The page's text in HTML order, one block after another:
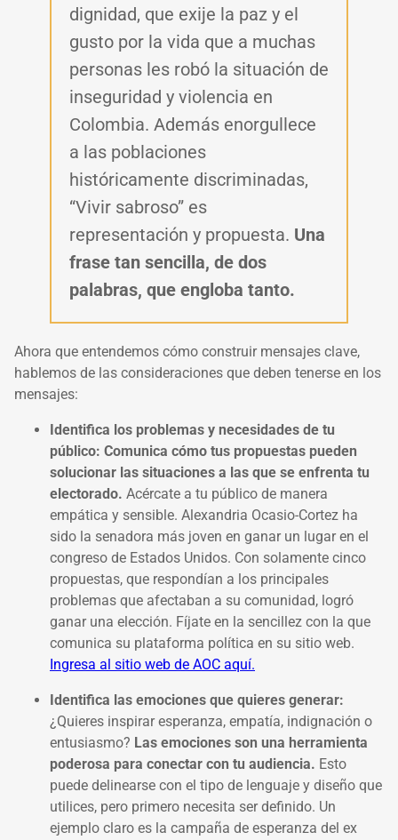
dignidad, que exije la paz y el
gusto por la vida que a muchas
personas les robó la situación de
inseguridad y violencia en
Colombia. Además enorgullece
a las poblaciones
históricamente discriminadas,
“Vivir sabroso” es
representación y propuesta. Una
frase tan sencilla, de dos
palabras, que engloba tanto.
Ahora que entendemos cómo construir mensajes clave,
hablemos de las consideraciones que deben tenerse en los
mensajes:
Identifica los problemas y necesidades de tu
público: Comunica cómo tus propuestas pueden
solucionar las situaciones a las que se enfrenta tu
electorado. Acércate a tu público de manera
empática y sensible. Alexandria Ocasio-Cortez ha
sido la senadora más joven en ganar un lugar en el
congreso de Estados Unidos. Con solamente cinco
propuestas, que respondían a los principales
problemas que afectaban a su comunidad, logró
ganar una elección. Fíjate en la sencillez con la que
comunica su plataforma política en su sitio web.
Ingresa al sitio web de AOC aquí.
Identifica las emociones que quieres generar:
¿Quieres inspirar esperanza, empatía, indignación o
entusiasmo? Las emociones son una herramienta
poderosa para conectar con tu audiencia. Esto
puede delinearse con el tipo de lenguaje y diseño que
utilices, pero primero necesita ser definido. Un
ejemplo claro es la campaña de esperanza del ex